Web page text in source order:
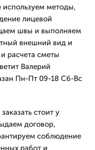
используем методы,
лицевой
швы и выполняем
внешний вид и
расчета сметы
Валерий
Пн-Пт 09-18 Сб-Вс
стоит у
договор,
соблюдение
работ и